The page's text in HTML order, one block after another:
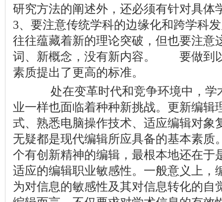
研究方法的阐述外，还必须有针对具体
3、要注意传统学科的边缘化和跨学科
往往蕴藏着新的理论突破，但也要注意
词、新概念，没有新内容。 要做到
素质提出了更高的标准。
处在变革时代和竞争环境中，学
业一样也面临着种种新挑战。更新编辑
式、熟悉电脑操作技术、适应编辑对象
无疑都是现代编辑所应具备的基本素质
个有创新精神的编辑，最根本地还在于
适应的编辑职业敏感性。一般意义上，
为对信息的敏感性及其对信息转化的自